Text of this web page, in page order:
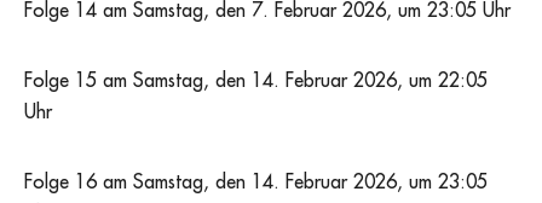
Folge 14 am Samstag, den 7. Februar 2026, um 23:05 Uhr
Folge 15 am Samstag, den 14. Februar 2026, um 22:05
Uhr
Folge 16 am Samstag, den 14. Februar 2026, um 23:05